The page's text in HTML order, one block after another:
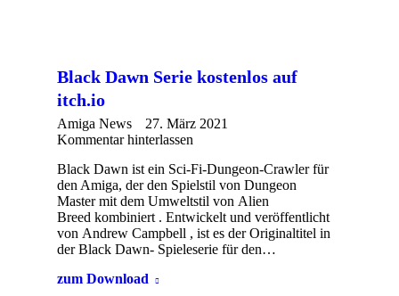
Black Dawn Serie kostenlos auf
itch.io
Amiga News
27. März 2021
Kommentar hinterlassen
Black Dawn ist ein Sci-Fi-Dungeon-Crawler für
den Amiga, der den Spielstil von Dungeon
Master mit dem Umweltstil von Alien
Breed kombiniert . Entwickelt und veröffentlicht
von Andrew Campbell , ist es der Originaltitel in
der Black Dawn- Spieleserie für den…
zum Download